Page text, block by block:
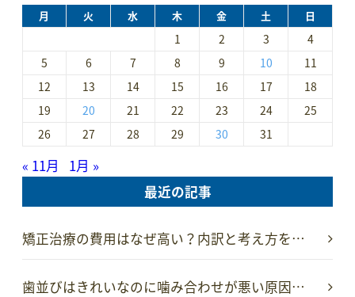
月 火 水 木 金 土 日
1 2 3
4
5
6 7 8 9 10
11
12
13 14 15 16 17
18
19
20 21 22 23 24
25
26
27 28 29 30 31
« 11月
1月 »
最近の記事
矯正治療の費用はなぜ高い？内訳と考え方を…
歯並びはきれいなのに噛み合わせが悪い原因…